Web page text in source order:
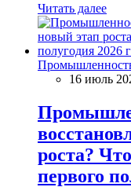
Читать далее
16 июль
роста?
первого